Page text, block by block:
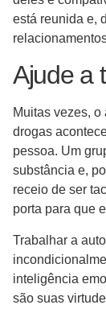
está reunida e,
Ajude a
Muitas vezes,
drogas
pessoa. Um
substância e,
receio de ser
porta para que
Trabalhar a
inteligência
são suas